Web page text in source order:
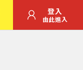
登入
由此進入